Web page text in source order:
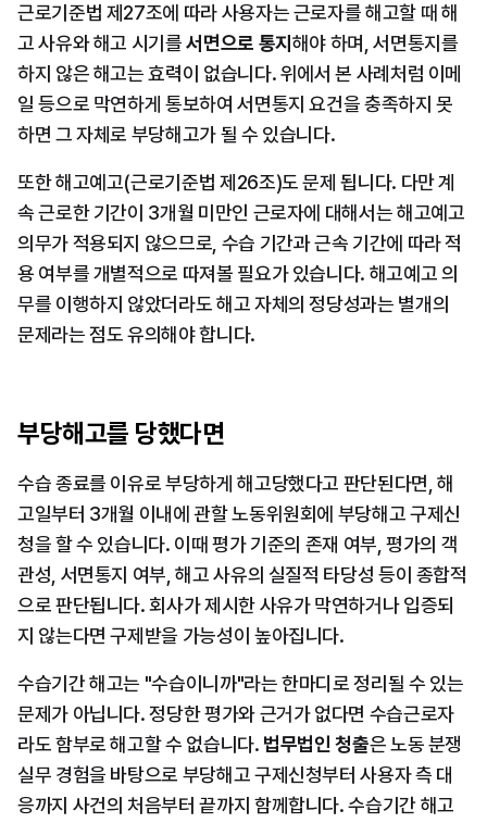
근로기준법 제27조에 따라 사용자는 근로자를 해고할 때 해
고 사유와 해고 시기를 서면으로 통지 해야 하며, 서면통지를
하지 않은 해고는 효력이 없습니다. 위에서 본 사례처럼 이메
일 등으로 막연하게 통보하여 서면통지 요건을 충족하지 못
하면 그 자체로 부당해고가 될 수 있습니다.
또한 해고예고(근로기준법 제26조)도 문제 됩니다. 다만 계
속 근로한 기간이 3개월 미만인 근로자에 대해서는 해고예고
의무가 적용되지 않으므로, 수습 기간과 근속 기간에 따라 적
용 여부를 개별적으로 따져볼 필요가 있습니다. 해고예고 의
무를 이행하지 않았더라도 해고 자체의 정당성과는 별개의
문제라는 점도 유의해야 합니다.
부당해고를 당했다면
수습 종료를 이유로 부당하게 해고당했다고 판단된다면, 해
고일부터 3개월 이내에 관할 노동위원회에 부당해고 구제신
청을 할 수 있습니다. 이때 평가 기준의 존재 여부, 평가의 객
관성, 서면통지 여부, 해고 사유의 실질적 타당성 등이 종합적
으로 판단됩니다. 회사가 제시한 사유가 막연하거나 입증되
지 않는다면 구제받을 가능성이 높아집니다.
수습기간 해고는 "수습이니까"라는 한마디로 정리될 수 있는
문제가 아닙니다. 정당한 평가와 근거가 없다면 수습근로자
라도 함부로 해고할 수 없습니다. 법무법인 청출은 노동 분쟁
실무 경험을 바탕으로 부당해고 구제신청부터 사용자 측 대
응까지 사건의 처음부터 끝까지 함께합니다. 수습기간 해고